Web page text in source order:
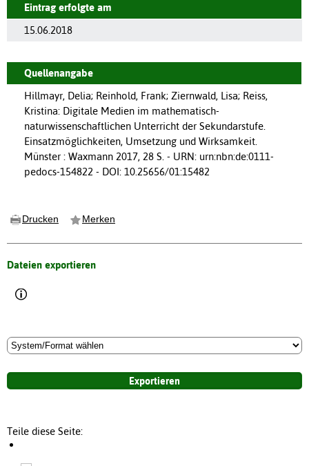
Eintrag erfolgte am
15.06.2018
Quellenangabe
Hillmayr, Delia; Reinhold, Frank; Ziernwald, Lisa; Reiss,
Kristina: Digitale Medien im mathematisch-
naturwissenschaftlichen Unterricht der Sekundarstufe.
Einsatzmöglichkeiten, Umsetzung und Wirksamkeit.
Münster : Waxmann 2017, 28 S. - URN: urn:nbn:de:0111-
pedocs-154822 - DOI: 10.25656/01:15482
Drucken Merken
Dateien exportieren
Teile diese Seite: